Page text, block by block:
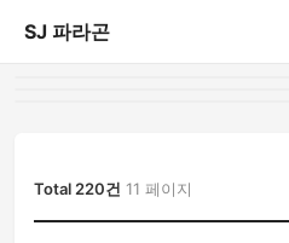
SJ 파라곤
Total 220건 11 페이지